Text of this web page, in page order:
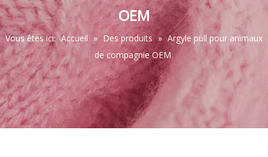
OEM
Vous êtes ici: Accueil » Des produits » Argyle pull pour animaux
de compagnie OEM